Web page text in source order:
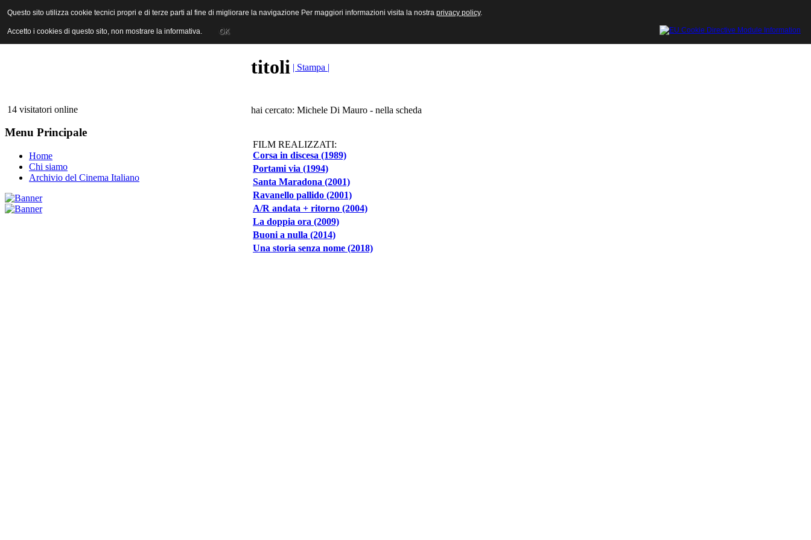
ANICA | Associazione Nazionale Industrie Cinematografiche Audiovisive e Multimediali
14 visitatori online
Menu Principale
Home
Chi siamo
Archivio del Cinema Italiano
titoli | Stampa |
hai cercato: Michele Di Mauro - nella scheda
FILM REALIZZATI:
Corsa in discesa (1989)
Portami via (1994)
Santa Maradona (2001)
Ravanello pallido (2001)
A/R andata + ritorno (2004)
La doppia ora (2009)
Buoni a nulla (2014)
Una storia senza nome (2018)
Questo sito utilizza cookie tecnici propri e di terze parti al fine di migliorare la navigazione Per maggiori informazioni visita la nostra privacy policy.
Accetto i cookies di questo sito, non mostrare la informativa. OK
Questo sito utilizza cookie tecnici propri e di terze parti al fine di migliorare la navigazione Per maggiori informazioni visita la nostra privacy policy.
Accetto i cookies di questo sito, non mostrare la informativa. OK